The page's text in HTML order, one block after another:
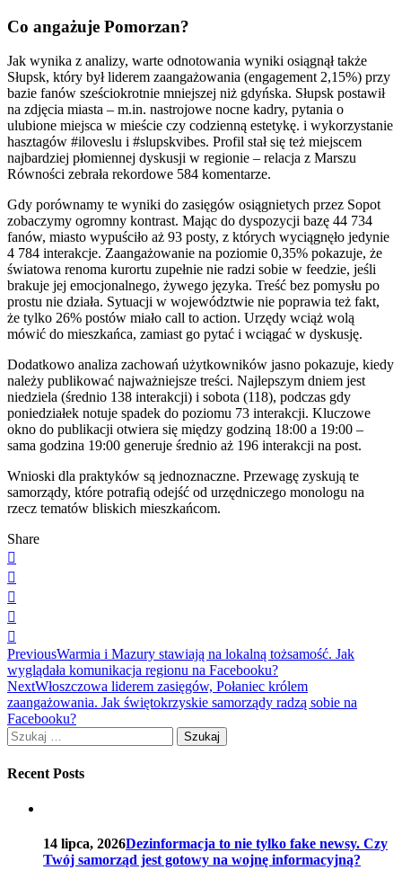
Co angażuje Pomorzan?
Jak wynika z analizy, warte odnotowania wyniki osiągnął także
Słupsk, który był liderem zaangażowania (engagement 2,15%) przy
bazie fanów sześciokrotnie mniejszej niż gdyńska. Słupsk postawił
na zdjęcia miasta – m.in. nastrojowe nocne kadry, pytania o
ulubione miejsca w mieście czy codzienną estetykę. i wykorzystanie
hasztagów #iloveslu i #slupskvibes. Profil stał się też miejscem
najbardziej płomiennej dyskusji w regionie – relacja z Marszu
Równości zebrała rekordowe 584 komentarze.
Gdy porównamy te wyniki do zasięgów osiągnietych przez Sopot
zobaczymy ogromny kontrast. Mając do dyspozycji bazę 44 734
fanów, miasto wypuściło aż 93 posty, z których wyciągnęło jedynie
4 784 interakcje. Zaangażowanie na poziomie 0,35% pokazuje, że
światowa renoma kurortu zupełnie nie radzi sobie w feedzie, jeśli
brakuje jej emocjonalnego, żywego języka. Treść bez pomysłu po
prostu nie działa. Sytuacji w województwie nie poprawia też fakt,
że tylko 26% postów miało call to action. Urzędy wciąż wolą
mówić do mieszkańca, zamiast go pytać i wciągać w dyskusję.
Dodatkowo analiza zachowań użytkowników jasno pokazuje, kiedy
należy publikować najważniejsze treści. Najlepszym dniem jest
niedziela (średnio 138 interakcji) i sobota (118), podczas gdy
poniedziałek notuje spadek do poziomu 73 interakcji. Kluczowe
okno do publikacji otwiera się między godziną 18:00 a 19:00 –
sama godzina 19:00 generuje średnio aż 196 interakcji na post.
Wnioski dla praktyków są jednoznaczne. Przewagę zyskują te
samorządy, które potrafią odejść od urzędniczego monologu na
rzecz tematów bliskich mieszkańcom.
Share
Nawigacja
wpisu
PreviousWarmia i Mazury stawiają na lokalną tożsamość. Jak
wyglądała komunikacja regionu na Facebooku?
NextWłoszczowa liderem zasięgów, Połaniec królem
zaangażowania. Jak świętokrzyskie samorządy radzą sobie na
Facebooku?
Szukaj:
Recent Posts
14 lipca, 2026Dezinformacja to nie tylko fake newsy. Czy
Twój samorząd jest gotowy na wojnę informacyjną?